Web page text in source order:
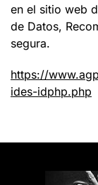
en el sitio web
de Datos,
segura.
https://
ides-idphp.php